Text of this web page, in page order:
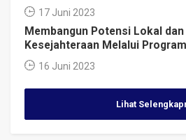
17 Juni 2023
Membangun Potensi Lokal
Kesejahteraan Melalui
16 Juni 2023
Lihat